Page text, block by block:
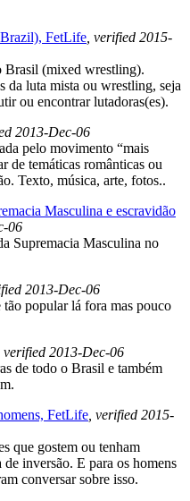
FetLife , verified 2015-
Brasil (mixed wrestling).
da luta mista ou wrestling, seja
ou encontrar lutadoras(es).
2013-Dec-06
pelo movimento “mais
de temáticas românticas ou
Texto, música, arte, fotos..
Masculina e escravidão
06
Supremacia Masculina no
2013-Dec-06
popular lá fora mas pouco
, verified 2013-Dec-06
de todo o Brasil e também
FetLife , verified 2015-
que gostem ou tenham
inversão. E para os homens
conversar sobre isso.